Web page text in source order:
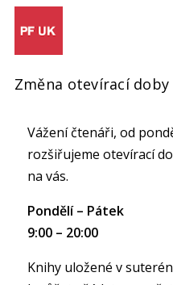
Změna otevírací
Vážení čtenáři, od
rozšiřujeme otevírací
na vás.
Pondělí – Pátek
9:00 – 20:00
Knihy uložené v